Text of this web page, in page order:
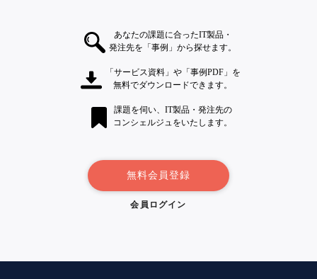
あなたの課題に合ったIT製品・
発注先を「事例」から探せます。
「サービス資料」や「事例PDF」を
無料でダウンロードできます。
課題を伺い、IT製品・発注先の
コンシェルジュをいたします。
無料会員登録
会員ログイン